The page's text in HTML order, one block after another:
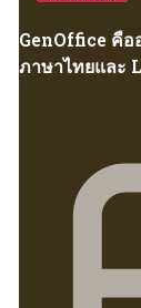
GenOffice คือ
ภาษาไทยและ